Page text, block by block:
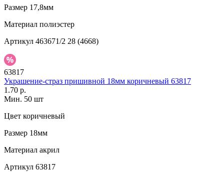
Размер 17,8мм
Материал полиэстер
Артикул 463671/2 28 (4668)
63817
Украшение-страз пришивной 18мм коричневый 63817
1.70 р.
Мин. 50 шт
Цвет коричневый
Размер 18мм
Материал акрил
Артикул 63817